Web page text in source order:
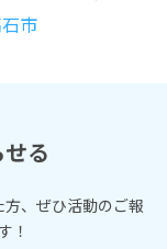
市
る
方、ぜひ活動のご報
！